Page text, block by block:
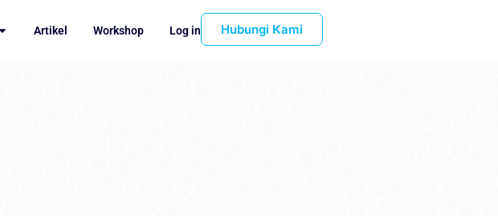
Artikel Workshop Log in Hubungi Kami